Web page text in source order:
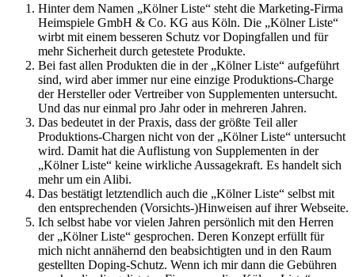
Hinter dem Namen „Kölner Liste“ steht die Marketing-Firma
Heimspiele GmbH & Co. KG aus Köln. Die „Kölner Liste“
wirbt mit einem besseren Schutz vor Dopingfallen und für
mehr Sicherheit durch getestete Produkte.
Bei fast allen Produkten die in der „Kölner Liste“ aufgeführt
sind, wird aber immer nur eine einzige Produktions-Charge
der Hersteller oder Vertreiber von Supplementen untersucht.
Und das nur einmal pro Jahr oder in mehreren Jahren.
Das bedeutet in der Praxis, dass der größte Teil aller
Produktions-Chargen nicht von der „Kölner Liste“ untersucht
wird. Damit hat die Auflistung von Supplementen in der
„Kölner Liste“ keine wirkliche Aussagekraft. Es handelt sich
mehr um ein Alibi.
Das bestätigt letztendlich auch die „Kölner Liste“ selbst mit
den entsprechenden (Vorsichts-)Hinweisen auf ihrer Webseite.
Ich selbst habe vor vielen Jahren persönlich mit den Herren
der „Kölner Liste“ gesprochen. Deren Konzept erfüllt für
mich nicht annähernd den beabsichtigten und in den Raum
gestellten Doping-Schutz. Wenn ich mir dann die Gebühren